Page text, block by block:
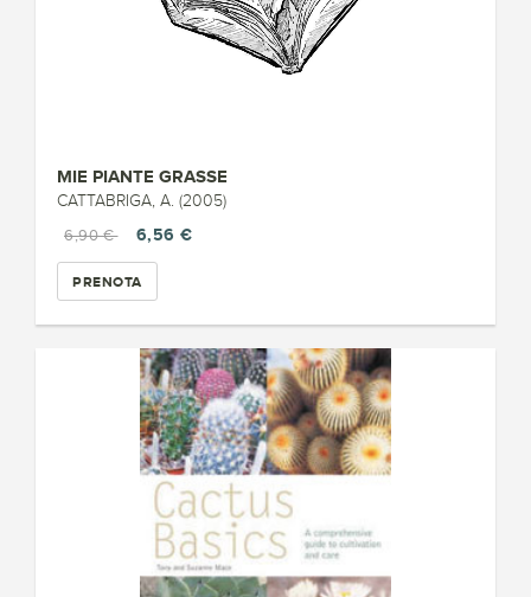
MIE PIANTE GRASSE
CATTABRIGA, A. (2005)
6,90 €
6,56 €
PRENOTA